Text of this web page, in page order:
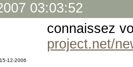
03:03:52
12-2006
connaissez
project.net/